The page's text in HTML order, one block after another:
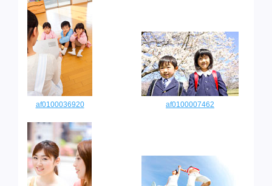
af0100036920 af0100007462